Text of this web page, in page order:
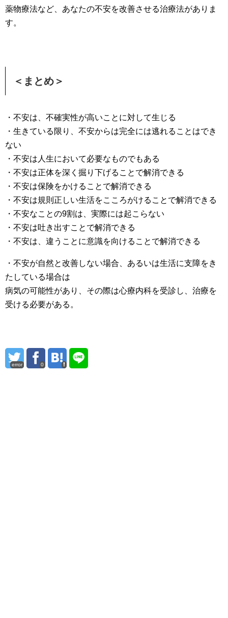
薬物療法など、あなたの不安を改善させる治療法がありま
す。
＜まとめ＞
・不安は、不確実性が高いことに対して生じる
・生きている限り、不安からは完全には逃れることはでき
ない
・不安は人生において必要なものでもある
・不安は正体を深く掘り下げることで解消できる
・不安は保険をかけることで解消できる
・不安は規則正しい生活をこころがけることで解消できる
・不安なことの9割は、実際には起こらない
・不安は吐き出すことで解消できる
・不安は、違うことに意識を向けることで解消できる
・不安が自然と改善しない場合、あるいは生活に支障をき
たしている場合は
病気の可能性があり、その際は心療内科を受診し、治療を
受ける必要がある。
error 0